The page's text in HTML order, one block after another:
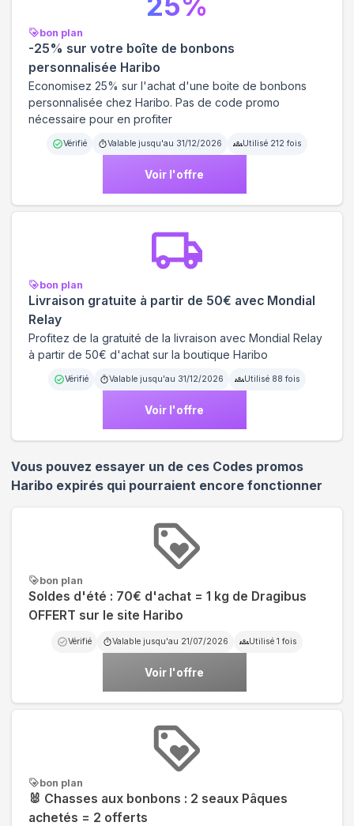
bon plan
-25% sur votre boîte de bonbons
personnalisée Haribo
Economisez 25% sur l'achat d'une boite de bonbons
personnalisée chez Haribo. Pas de code promo
nécessaire pour en profiter
Vérifié Valable jusqu'au 31/12/2026 Utilisé 212 fois
Voir l'offre
bon plan
Livraison gratuite à partir de 50€ avec Mondial
Relay
Profitez de la gratuité de la livraison avec Mondial Relay
à partir de 50€ d'achat sur la boutique Haribo
Vérifié Valable jusqu'au 31/12/2026 Utilisé 88 fois
Voir l'offre
Vous pouvez essayer un de ces Codes promos
Haribo expirés qui pourraient encore fonctionner
bon plan
Soldes d'été : 70€ d'achat = 1 kg de Dragibus
OFFERT sur le site Haribo
Vérifié Valable jusqu'au 21/07/2026 Utilisé 1 fois
Voir l'offre
bon plan
🐰 Chasses aux bonbons : 2 seaux Pâques
achetés = 2 offerts